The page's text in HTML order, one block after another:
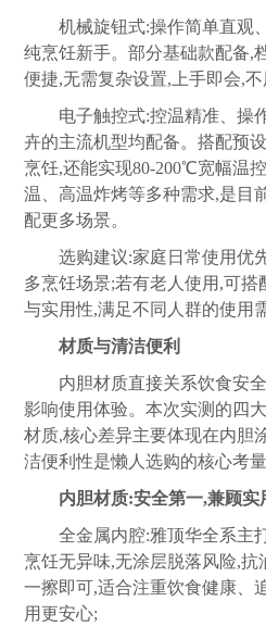
机械旋钮式:操作简单直观
纯烹饪新手。部分基础款配备,
便捷,无需复杂设置,上手即会,
电子触控式:控温精准、操
卉的主流机型均配备。搭配预
烹饪,还能实现80-200℃宽幅温
温、高温炸烤等多种需求,是目
配更多场景。
选购建议:家庭日常使用优
多烹饪场景;若有老人使用,可搭
与实用性,满足不同人群的使用
材质与清洁便利
内胆材质直接关系饮食安
影响使用体验。本次实测的四
材质,核心差异主要体现在内胆
洁便利性是懒人选购的核心考
内胆材质:安全第一,兼顾实
全金属内腔:雅顶华全系主
烹饪无异味,无涂层脱落风险,抗
一擦即可,适合注重饮食健康、
用更安心;